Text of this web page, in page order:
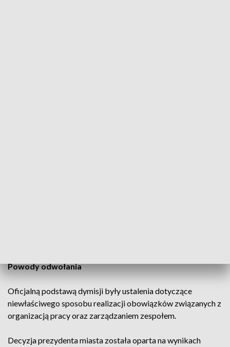
Powody odwołania
Oficjalną podstawą dymisji były ustalenia dotyczące
niewłaściwego sposobu realizacji obowiązków związanych z
organizacją pracy oraz zarządzaniem zespołem.
Decyzja prezydenta miasta została oparta na wynikach